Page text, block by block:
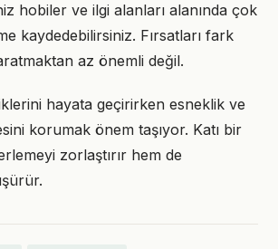
hobiler ve ilgi alanları alanında çok
kaydedebilirsiniz. Fırsatları fark
az önemli değil.
hayata geçirirken esneklik ve
korumak önem taşıyor. Katı bir
zorlaştırır hem de